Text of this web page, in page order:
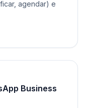
agendar) e
Business